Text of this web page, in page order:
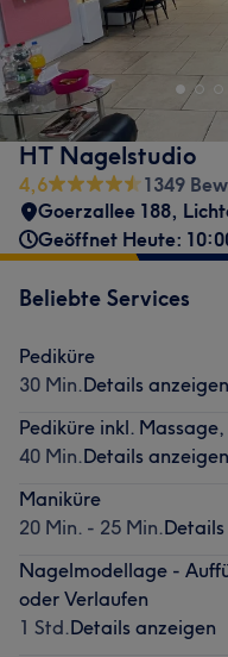
HT Nagelstudio
4,6
1349
Goerzallee 188,
Geöffnet Heute:
Beliebte Services
Pediküre
30 Min.Details anzeigen
Pediküre inkl.
40 Min.Details anzeigen
Maniküre
20 Min. - 25 Min.
Nagelmodellage -
oder Verlaufen
1 Std.Details anzeigen